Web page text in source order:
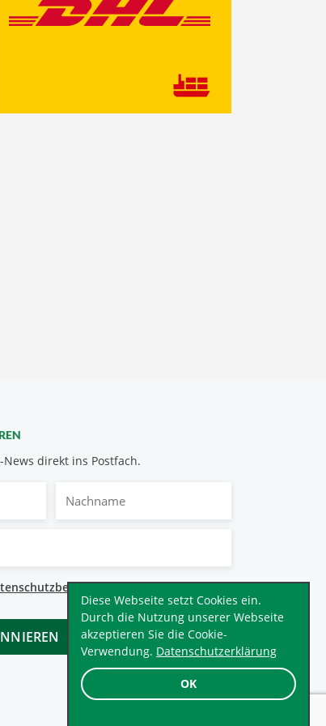
OK
Diese Webseite setzt Cookies ein.
Durch die Nutzung unserer Webseite
akzeptieren Sie die Cookie-
Verwendung. Datenschutzerklärung
direkt ins Postfach.
.*